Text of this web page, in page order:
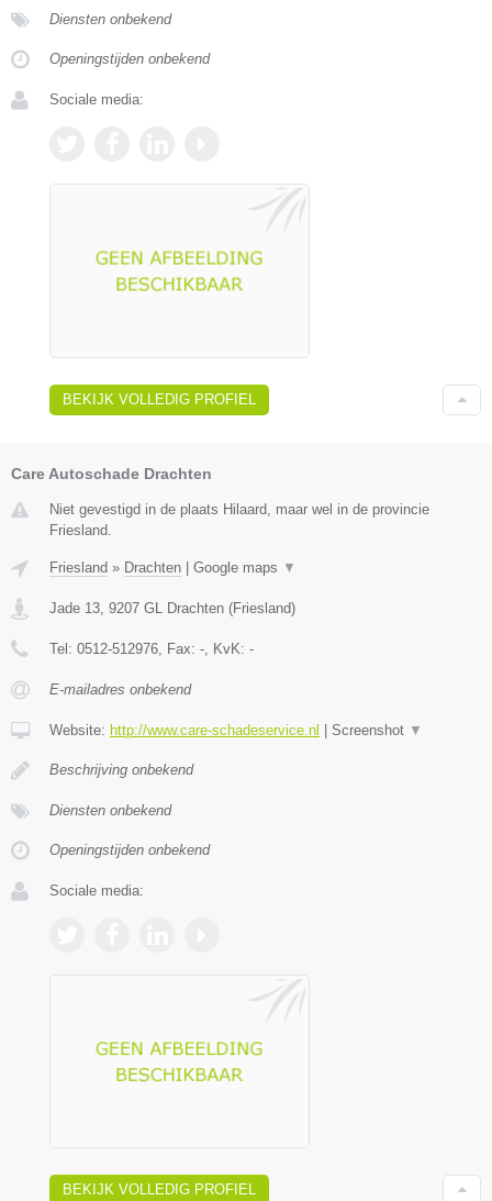
Diensten onbekend
Openingstijden onbekend
Sociale media:
BEKIJK VOLLEDIG PROFIEL
Care Autoschade Drachten
Niet gevestigd in de plaats Hilaard, maar wel in de provincie
Friesland.
Friesland » Drachten | Google maps ▼
Jade 13 9207 GL Drachten (Friesland)
Tel: 0512-512976 , Fax: - , KvK: -
E-mailadres onbekend
Website: http://www.care-schadeservice.nl | Screenshot ▼
Beschrijving onbekend
Diensten onbekend
Openingstijden onbekend
Sociale media:
BEKIJK VOLLEDIG PROFIEL